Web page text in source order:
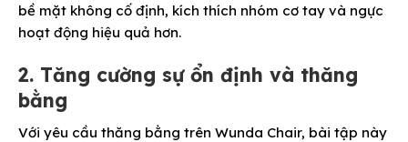
bề mặt không cố định, kích thích nhóm cơ tay và ngực
hoạt động hiệu quả hơn.
2. Tăng cường sự ổn định và thăng
bằng
Với yêu cầu thăng bằng trên Wunda Chair, bài tập này